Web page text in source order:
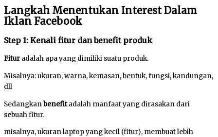
Langkah Menentukan Interest Dalam
Iklan Facebook
Step 1: Kenali fitur dan benefit produk
Fitur adalah apa yang dimiliki suatu produk.
Misalnya: ukuran, warna, kemasan, bentuk, fungsi, kandungan,
dll
Sedangkanbenefitadalah manfaat yang dirasakan dari
sebuah fitur.
misalnya, ukuran laptop yang kecil (fitur), membuat lebih